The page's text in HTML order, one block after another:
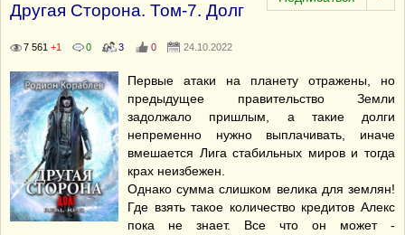
Другая Сторона. Том-7. Долг
7 561 +1 0 3 0 24.10.2022
Первые атаки на планету отражены, но
предыдущее правительство Земли
задолжало пришлым, а такие долги
непременно нужно выплачивать, иначе
вмешается Лига стабильных миров и тогда
крах неизбежен.
Однако сумма слишком велика для землян!
Где взять такое количество кредитов Алекс
пока не знает. Все что он может -